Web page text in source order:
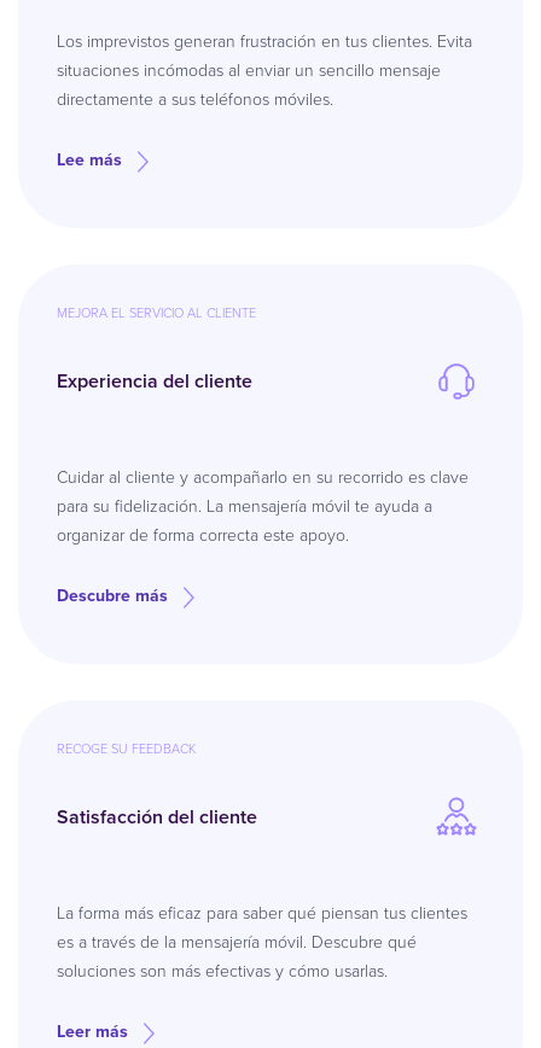
Los imprevistos generan frustración en tus clientes. Evita
situaciones incómodas al enviar un sencillo mensaje
directamente a sus teléfonos móviles.
Lee más
MEJORA EL SERVICIO AL CLIENTE
Experiencia del cliente
Cuidar al cliente y acompañarlo en su recorrido es clave
para su fidelización. La mensajería móvil te ayuda a
organizar de forma correcta este apoyo.
Descubre más
RECOGE SU FEEDBACK
Satisfacción del cliente
La forma más eficaz para saber qué piensan tus clientes
es a través de la mensajería móvil. Descubre qué
soluciones son más efectivas y cómo usarlas.
Leer más